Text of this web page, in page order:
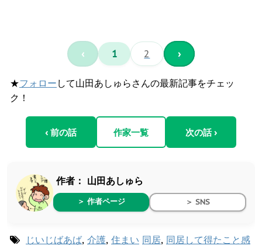
‹ 1 2 ›
★フォロー して山田あしゅらさんの最新記事をチェッ
ク！
‹ 前の話 作家一覧 次の話 ›
作者： 山田あしゅら
＞ 作者ページ ＞ SNS
じいじばあば, 介護, 住まい 同居, 同居して得たこと感